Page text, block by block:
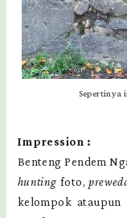
Sepertinya
Impression :
Benteng Pendem
huntingfoto,
kelompok ataupun